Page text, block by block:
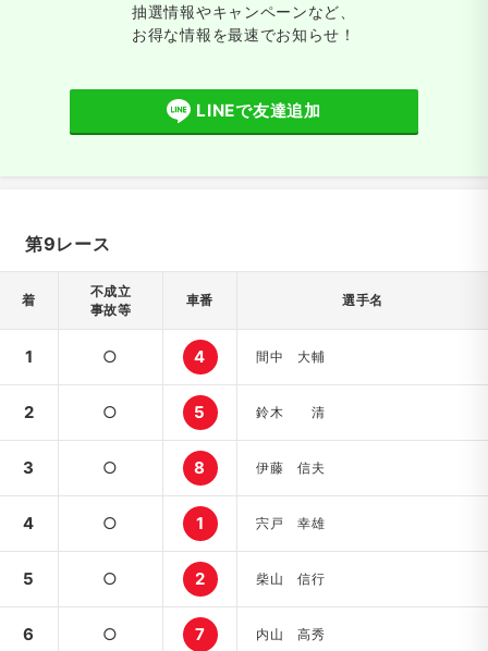
抽選情報やキャンペーンなど、
お得な情報を最速でお知らせ！
LINEで友達追加
第9レース
着
不成立
事故等
車番 選手名
1 ○ 4 間中 大輔
2 ○ 5 鈴木 清
3 ○ 8 伊藤 信夫
4 ○ 1 宍戸 幸雄
5 ○ 2 柴山 信行
6 ○ 7 内山 高秀